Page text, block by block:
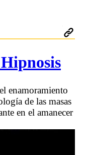
enamoramiento
de las masas
en el amanecer